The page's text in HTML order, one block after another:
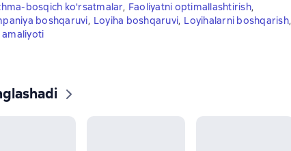
bosqich ko'rsatmalar, Faoliyatni optimallashtirish,
boshqaruvi, Loyiha boshqaruvi, Loyihalarni boshqarish,
amaliyoti